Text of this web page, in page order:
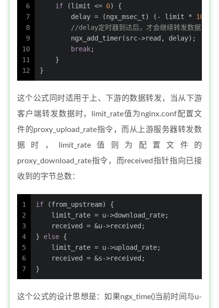
6
7
8
9
10
11
12
if (limit <= 0) {
        delay = (
ngx_msec_t) (- limit * 1000
//delay定时器到达后，才会继续转发数据
        ngx_add_timer(src->read, delay);
break;
    }
}
这个公式同时适用于上、下游的数据转发，当从下游
客户端转发数据时，limit_rate值为nginx.conf配置文
件的proxy_upload_rate指令，而从上游服务器转发数
据时，limit_rate值则为配置文件的
proxy_download_rate指令，而received指针指向已接
收到的字节总数：
1
2
3
4
5
6
7
if (from_upstream) {
    limit_rate = u->download_rate;
    received = &u->received;
} else {
    limit_rate = u->upload_rate;
    received = &s->received;
}
这个公式的设计思想是：如果ngx_time()当前时间与u-